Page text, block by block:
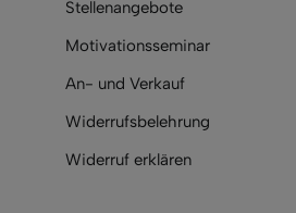
Stellenangebote
Motivationsseminar
An- und Verkauf
Widerrufsbelehrung
Widerruf erklären